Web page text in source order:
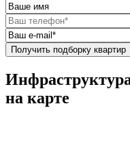
Получить подборку квартир
на карте